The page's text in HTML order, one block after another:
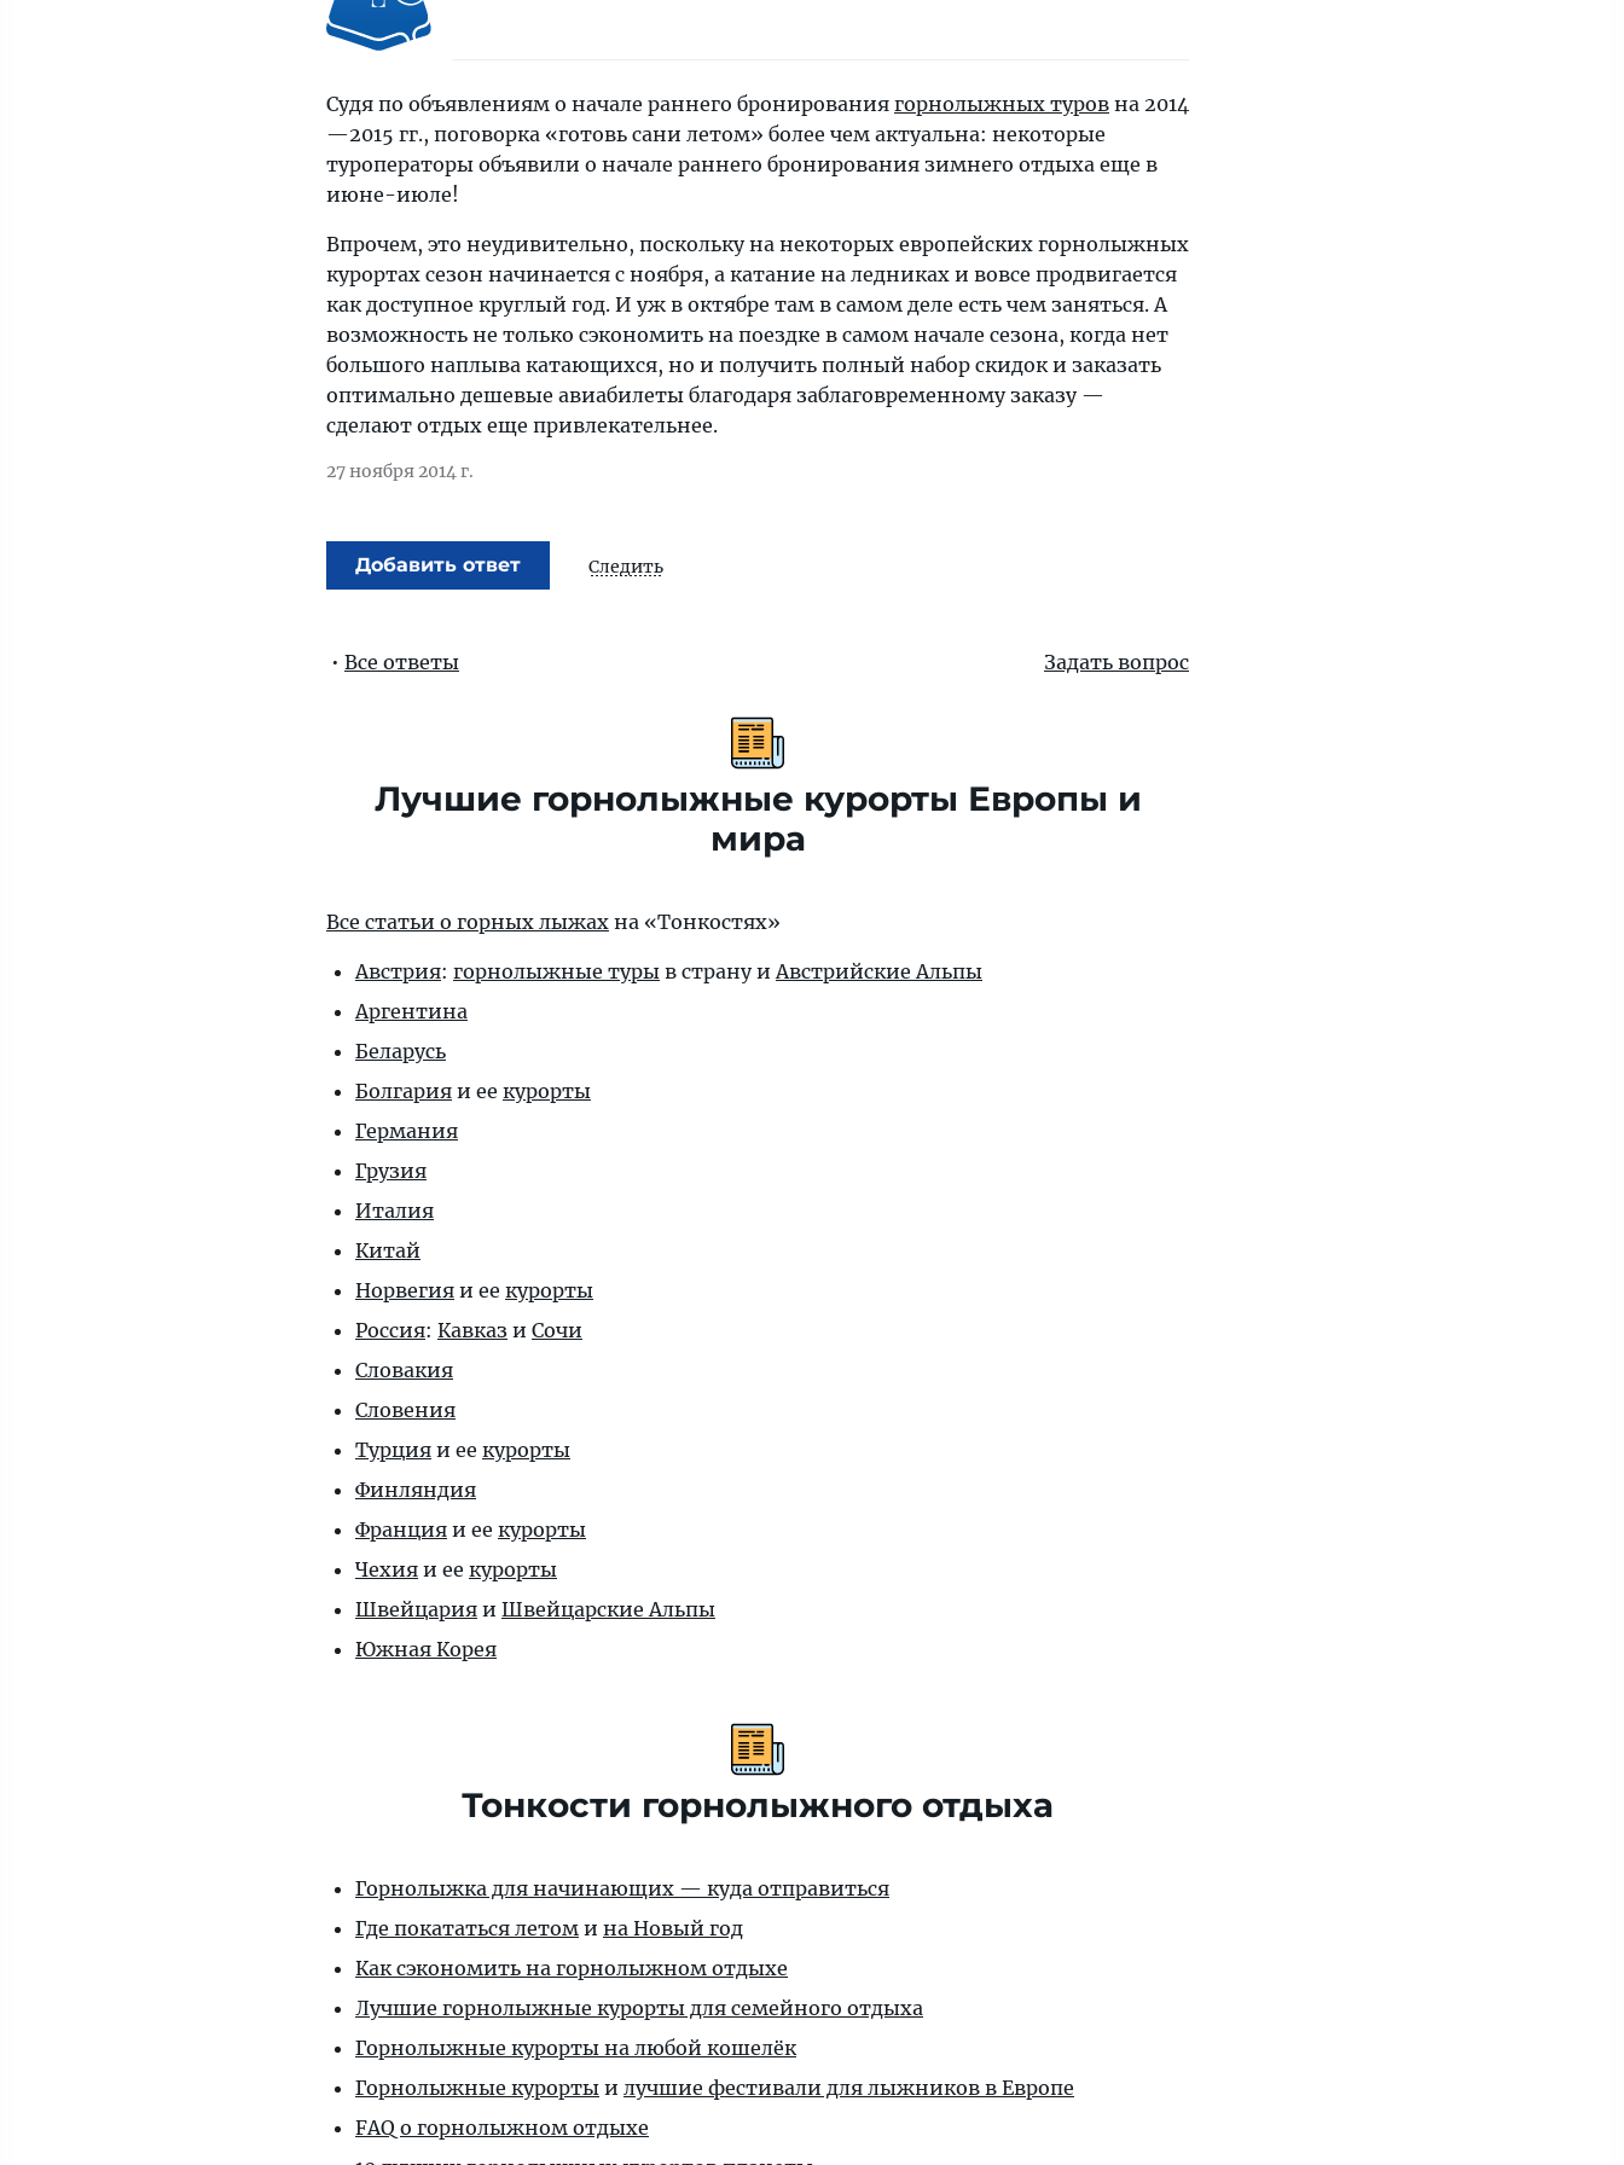
Судя по объявлениям о начале раннего бронирования горнолыжных туров на 2014
—2015 гг., поговорка «готовь сани летом» более чем актуальна: некоторые
туроператоры объявили о начале раннего бронирования зимнего отдыха еще в
июне-июле!
Впрочем, это неудивительно, поскольку на некоторых европейских горнолыжных
курортах сезон начинается с ноября, а катание на ледниках и вовсе продвигается
как доступное круглый год. И уж в октябре там в самом деле есть чем заняться. А
возможность не только сэкономить на поездке в самом начале сезона, когда нет
большого наплыва катающихся, но и получить полный набор скидок и заказать
оптимально дешевые авиабилеты благодаря заблаговременному заказу —
сделают отдых еще привлекательнее.
27 ноября 2014 г.
Добавить ответ Следить
• Все ответы Задать вопрос
Лучшие горнолыжные курорты Европы и
мира
Все статьи о горных лыжах на «Тонкостях»
Австрия: горнолыжные туры в страну иАвстрийские Альпы
Аргентина
Беларусь
Болгария и ее курорты
Германия
Грузия
Италия
Китай
Норвегия и ее курорты
Россия: Кавказ и Сочи
Словакия
Словения
Турция и ее курорты
Финляндия
Франция и ее курорты
Чехия и ее курорты
Швейцария и Швейцарские Альпы
Южная Корея
Тонкости горнолыжного отдыха
Горнолыжка для начинающих — куда отправиться
Где покататься летом и на Новый год
Как сэкономить на горнолыжном отдыхе
Лучшие горнолыжные курорты для семейного отдыха
Горнолыжные курорты на любой кошелёк
Горнолыжные курорты и лучшие фестивали для лыжников в Европе
FAQ о горнолыжном отдыхе